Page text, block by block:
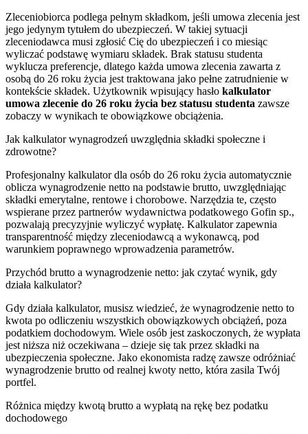
Zleceniobiorca podlega pełnym składkom, jeśli umowa zlecenia jest
jego jedynym tytułem do ubezpieczeń. W takiej sytuacji
zleceniodawca musi zgłosić Cię do ubezpieczeń i co miesiąc
wyliczać podstawę wymiaru składek. Brak statusu studenta
wyklucza preferencje, dlatego każda umowa zlecenia zawarta z
osobą do 26 roku życia jest traktowana jako pełne zatrudnienie w
kontekście składek. Użytkownik wpisujący hasło kalkulator
umowa zlecenie do 26 roku życia bez statusu studenta zawsze
zobaczy w wynikach te obowiązkowe obciążenia.
Jak kalkulator wynagrodzeń uwzględnia składki społeczne i
zdrowotne?
Profesjonalny kalkulator dla osób do 26 roku życia automatycznie
oblicza wynagrodzenie netto na podstawie brutto, uwzględniając
składki emerytalne, rentowe i chorobowe. Narzędzia te, często
wspierane przez partnerów wydawnictwa podatkowego Gofin sp.,
pozwalają precyzyjnie wyliczyć wypłatę. Kalkulator zapewnia
transparentność między zleceniodawcą a wykonawcą, pod
warunkiem poprawnego wprowadzenia parametrów.
Przychód brutto a wynagrodzenie netto: jak czytać wynik, gdy
działa kalkulator?
Gdy działa kalkulator, musisz wiedzieć, że wynagrodzenie netto to
kwota po odliczeniu wszystkich obowiązkowych obciążeń, poza
podatkiem dochodowym. Wiele osób jest zaskoczonych, że wypłata
jest niższa niż oczekiwana – dzieje się tak przez składki na
ubezpieczenia społeczne. Jako ekonomista radzę zawsze odróżniać
wynagrodzenie brutto od realnej kwoty netto, która zasila Twój
portfel.
Różnica między kwotą brutto a wypłatą na rękę bez podatku
dochodowego